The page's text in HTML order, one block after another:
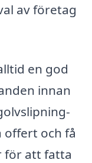
av företag
en god
innan
offert och få
för att fatta